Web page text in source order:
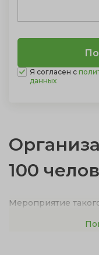
Я согласен с
данных
100
Мероприятие